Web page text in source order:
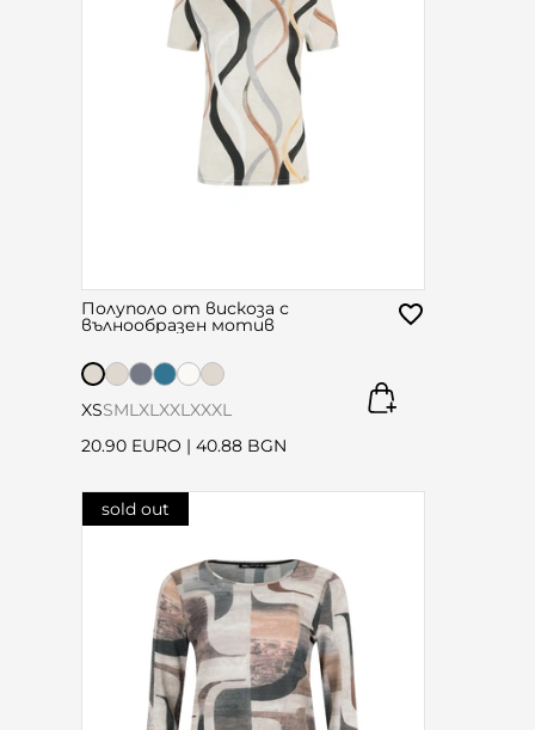
Полуполо от вискоза с
вълнообразен мотив
XSSML XL XXL XXXL
20.90 EURO | 40.88 BGN
sold out